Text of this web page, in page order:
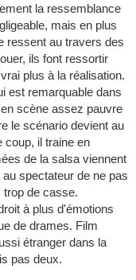
la ressemblance
mais en plus
ressent au travers des
ils font ressortir
plus à la réalisation.
est remarquable dans
scène assez pauvre
le scénario devient au
coup, il traine en
de la salsa viennent
spectateur de ne pas
trop de casse.
à plus d'émotions
de drames. Film
étranger dans la
pas deux.